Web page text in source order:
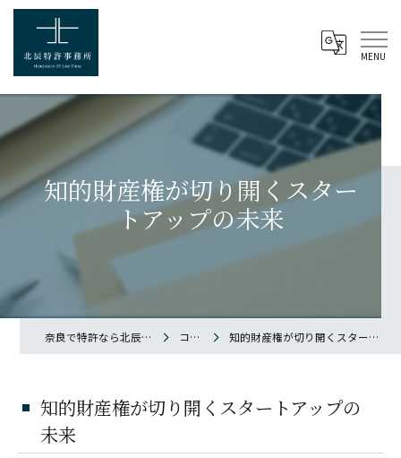
知的財産権が切り開くスター
トアップの未来
奈良で特許なら北辰特許事務所 コラム 知的財産権が切り開くスタートアップの未来
知的財産権が切り開くスタートアップの
未来